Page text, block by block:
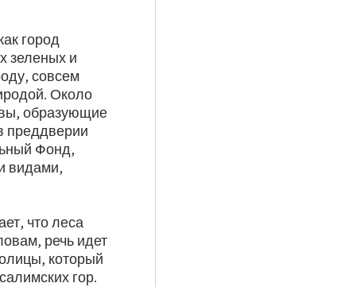
город
зеленых и
совсем
Около
образующие
преддверии
Фонд,
видами,
что леса
речь идет
который
гор.